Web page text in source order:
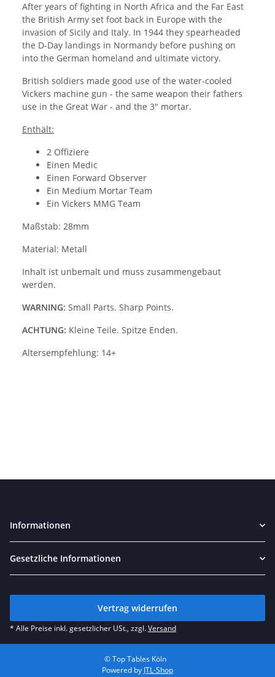
After years of fighting in North Africa and the Far East
the British Army set foot back in Europe with the
invasion of Sicily and Italy. In 1944 they spearheaded
the D-Day landings in Normandy before pushing on
into the German homeland and ultimate victory.
British soldiers made good use of the water-cooled
Vickers machine gun - the same weapon their fathers
use in the Great War - and the 3" mortar.
Enthält:
2 Offiziere
Einen Medic
Einen Forward Observer
Ein Medium Mortar Team
Ein Vickers MMG Team
Maßstab: 28mm
Material: Metall
Inhalt ist unbemalt und muss zusammengebaut
werden.
WARNING: Small Parts. Sharp Points.
ACHTUNG: Kleine Teile. Spitze Enden.
Altersempfehlung: 14+
Informationen
Gesetzliche Informationen
Vertrag widerrufen
* Alle Preise inkl. gesetzlicher USt., zzgl.Versand
© Top Tables Köln
Powered by JTL-Shop